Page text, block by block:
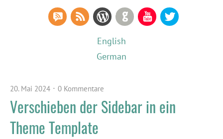
YouTube
GitHub
WordPress
RSS Feed
RSS Comments
English
German
20. Mai 2024 0 Kommentare
Verschieben der Sidebar in ein
Theme Template